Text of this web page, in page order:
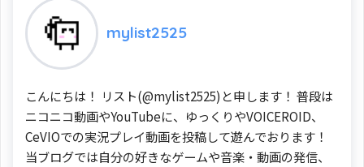
mylist2525
こんにちは！ リスト(@mylist2525)と申します！ 普段は
ニコニコ動画やYouTubeに、ゆっくりやVOICEROID、
CeVIOでの実況プレイ動画を投稿して遊んでおります！
当ブログでは自分の好きなゲームや音楽・動画の発信、